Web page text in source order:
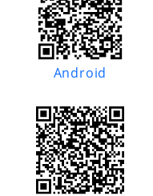
Android